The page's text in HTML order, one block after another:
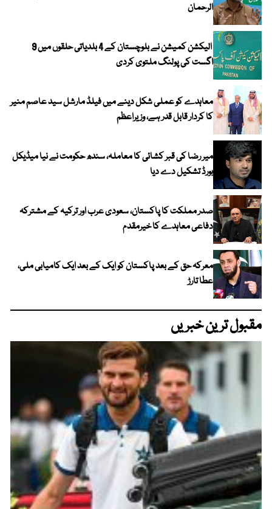
الرحمان
الیکشن کمیشن نے بلوچستان کے 4 بلدیاتی حلقوں میں 9
اگست کی پولنگ ملتوی کردی
معاہدے کو عملی شکل دینے میں فیلڈ مارشل سید عاصم منیر
کا کردار قابل قدر ہے، وزیراعظم
میر رضا کی قبر کشائی کا معاملہ، سندھ حکومت نے نیا میڈیکل
بورڈ تشکیل دے دیا
صدر مملکت کا پاکستان، سعودی عرب اور ترکیہ کے مشترکہ
دفاعی معاہدے کا خیرمقدم
معرکہ حق کے بعد پاکستان کو ایک کے بعد ایک کامیابی ملی،
عطا تارڑ
مقبول ترین خبریں